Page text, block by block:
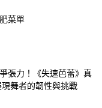
菜單
張力！《失速芭蕾》真
舞者的韌性與挑戰